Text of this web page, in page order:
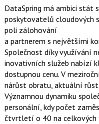
DataSpring má ambici stát
poskytovatelů cloudových
poli zálohování
a partnerem s největšími
Společnost díky využívání
inovativních služeb nabízí
dostupnou cenu. V
nárůst obratu, aktuální
Významnou dynamiku
personální, kdy počet
čtvrtletí o 40 na celkových